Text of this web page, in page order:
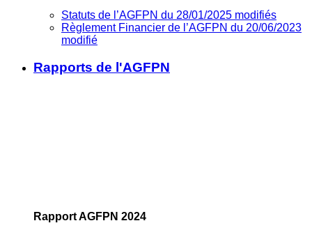
Statuts de l’AGFPN du 28/01/2025 modifiés
Règlement Financier de l’AGFPN du 20/06/2023
modifié
Rapports de l'AGFPN
Rapport AGFPN 2024